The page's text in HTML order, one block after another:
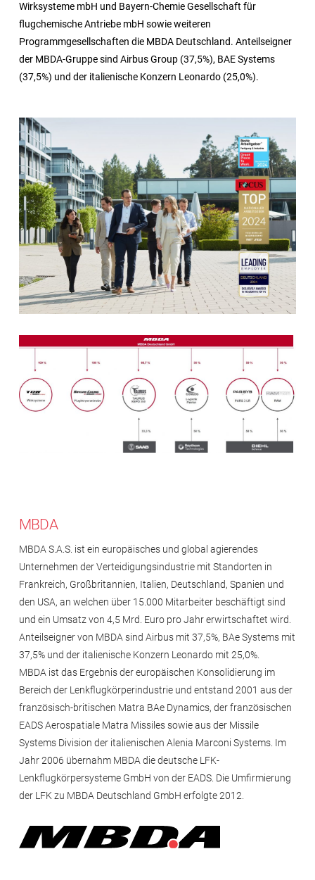
Wirksysteme mbH und Bayern-Chemie Gesellschaft für
flugchemische Antriebe mbH sowie weiteren
Programmgesellschaften die MBDA Deutschland. Anteilseigner
der MBDA-Gruppe sind Airbus Group (37,5%), BAE Systems
(37,5%) und der italienische Konzern Leonardo (25,0%).
MBDA
MBDA S.A.S. ist ein europäisches und global agierendes
Unternehmen der Verteidigungsindustrie mit Standorten in
Frankreich, Großbritannien, Italien, Deutschland, Spanien und
den USA, an welchen über 15.000 Mitarbeiter beschäftigt sind
und ein Umsatz von 4,5 Mrd. Euro pro Jahr erwirtschaftet wird.
Anteilseigner von MBDA sind Airbus mit 37,5%, BAe Systems mit
37,5% und der italienische Konzern Leonardo mit 25,0%.
MBDA ist das Ergebnis der europäischen Konsolidierung im
Bereich der Lenkflugkörperindustrie und entstand 2001 aus der
französisch-britischen Matra BAe Dynamics, der französischen
EADS Aerospatiale Matra Missiles sowie aus der Missile
Systems Division der italienischen Alenia Marconi Systems. Im
Jahr 2006 übernahm MBDA die deutsche LFK-
Lenkflugkörpersysteme GmbH von der EADS. Die Umfirmierung
der LFK zu MBDA Deutschland GmbH erfolgte 2012.